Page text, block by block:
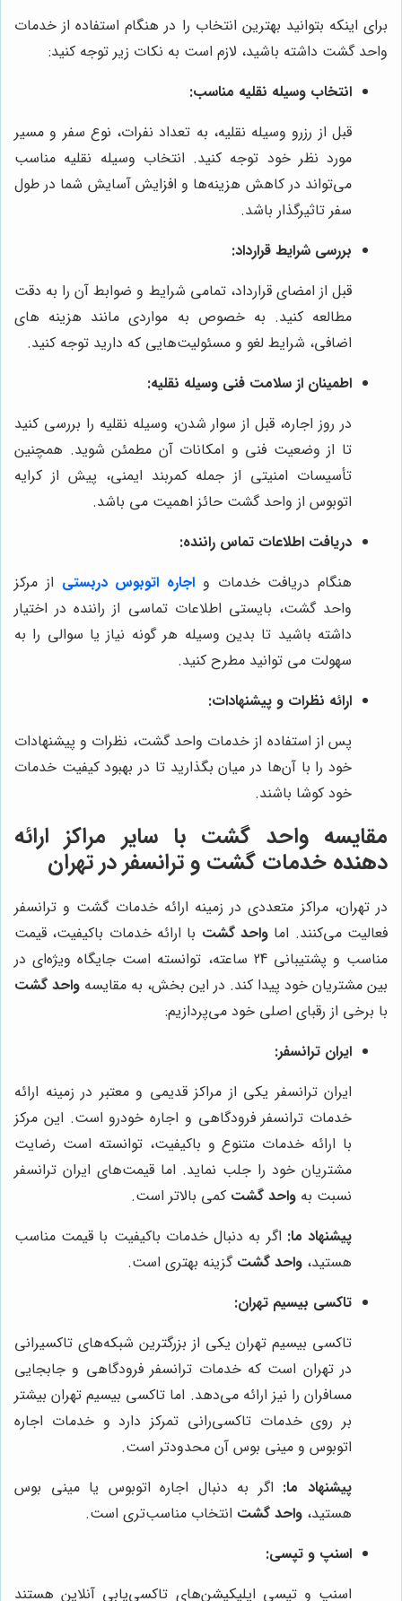
برای اینکه بتوانید بهترین انتخاب را در هنگام استفاده از خدمات
واحد گشت داشته باشید، لازم است به نکات زیر توجه کنید:
انتخاب وسیله نقلیه مناسب:
قبل از رزرو وسیله نقلیه، به تعداد نفرات، نوع سفر و مسیر
مورد نظر خود توجه کنید. انتخاب وسیله نقلیه مناسب
می‌تواند در کاهش هزینه‌ها و افزایش آسایش شما در طول
سفر تاثیرگذار باشد.
بررسی شرایط قرارداد:
قبل از امضای قرارداد، تمامی شرایط و ضوابط آن را به دقت
مطالعه کنید. به خصوص به مواردی مانند هزینه های
اضافی، شرایط لغو و مسئولیت‌هایی که دارید توجه کنید.
اطمینان از سلامت فنی وسیله نقلیه:
در روز اجاره، قبل از سوار شدن، وسیله نقلیه را بررسی کنید
تا از وضعیت فنی و امکانات آن مطمئن شوید. همچنین
تأسیسات امنیتی از جمله کمربند ایمنی، پیش از کرایه
اتوبوس از واحد گشت حائز اهمیت می باشد.
دریافت اطلاعات تماس راننده:
هنگام دریافت خدمات و اجاره اتوبوس دربستی از مرکز
واحد گشت، بایستی اطلاعات تماسی از راننده در اختیار
داشته باشید تا بدین وسیله هر گونه نیاز یا سوالی را به
سهولت می توانید مطرح کنید.
ارائه نظرات و پیشنهادات:
پس از استفاده از خدمات واحد گشت، نظرات و پیشنهادات
خود را با آن‌ها در میان بگذارید تا در بهبود کیفیت خدمات
خود کوشا باشند.
مقایسهواحد گشت با سایر مراکز ارائه
دهنده خدمات گشت و ترانسفر در تهران
در تهران، مراکز متعددی در زمینه ارائه خدمات گشت و ترانسفر
فعالیت می‌کنند. اما واحد گشت با ارائه خدمات باکیفیت، قیمت
مناسب و پشتیبانی 24 ساعته، توانسته است جایگاه ویژه‌ای در
بین مشتریان خود پیدا کند. در این بخش، به مقایسه واحد گشت
با برخی از رقبای اصلی خود می‌پردازیم:
ایران ترانسفر:
ایران ترانسفر یکی از مراکز قدیمی و معتبر در زمینه ارائه
خدمات ترانسفر فرودگاهی و اجاره خودرو است. این مرکز
با ارائه خدمات متنوع و باکیفیت، توانسته است رضایت
مشتریان خود را جلب نماید. اما قیمت‌های ایران ترانسفر
نسبت به واحد گشت کمی بالاتر است.
پیشنهاد ما: اگر به دنبال خدمات باکیفیت با قیمت مناسب
هستید، واحد گشت گزینه بهتری است.
تاکسی بیسیم تهران:
تاکسی بیسیم تهران یکی از بزرگترین شبکه‌های تاکسیرانی
در تهران است که خدمات ترانسفر فرودگاهی و جابجایی
مسافران را نیز ارائه می‌دهد. اما تاکسی بیسیم تهران بیشتر
بر روی خدمات تاکسی‌رانی تمرکز دارد و خدمات اجاره
اتوبوس و مینی بوس آن محدودتر است.
پیشنهاد ما: اگر به دنبال اجاره اتوبوس یا مینی بوس
هستید، واحد گشت انتخاب مناسب‌تری است.
اسنپ و تپسی:
اسنپ و تپسی اپلیکیشن‌های تاکسی‌یابی آنلاین هستند